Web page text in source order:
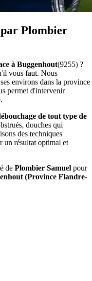
par Plombier
à Buggenhout(9255) ?
vous faut. Nous
environs dans la province
permet d'intervenir
de tout type de
douches qui
des techniques
un résultat optimal et
de Plombier Samuel pour
(Province Flandre-